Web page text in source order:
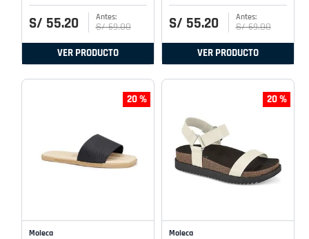
S/ 55.20 S/ 69.00
VER PRODUCTO
S/ 55.20 S/ 69.00
VER PRODUCTO
20 %
Moleca
20 %
Moleca